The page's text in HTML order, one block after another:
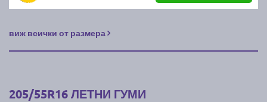
виж всички от размера
205/55R16 ЛЕТНИ ГУМИ